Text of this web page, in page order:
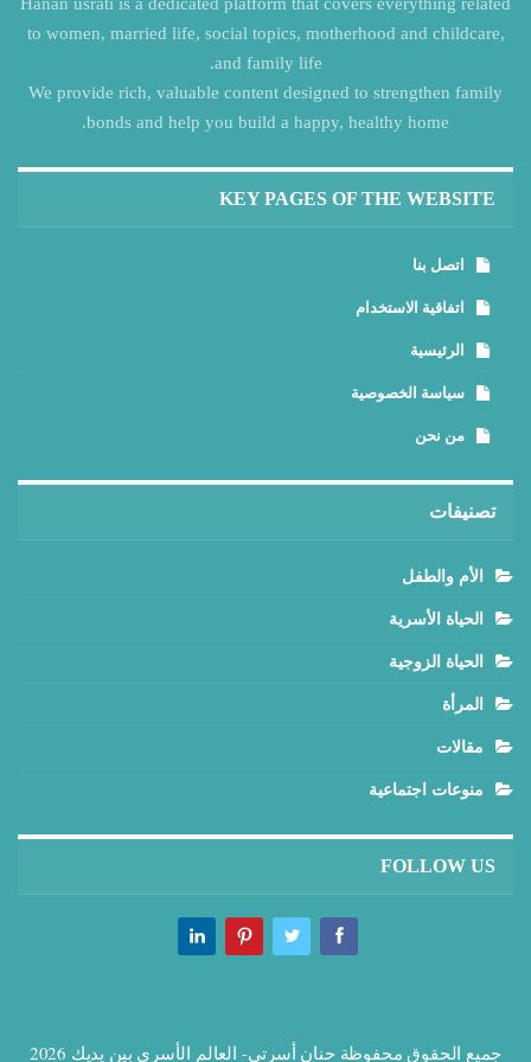
to women, married life, social topics, motherhood and childcare,
and family life.
We provide rich, valuable content designed to strengthen family
bonds and help you build a happy, healthy home.
KEY PAGES OF THE WEBSITE
اتصل بنا
اتفاقية الاستخدام
الرئيسية
سياسة الخصوصية
من نحن
تصنيفات
الأم والطفل
الحياة الأسرية
الحياة الزوجية
المرأة
مقالات
منوعات اجتماعية
FOLLOW US
جميع الحقوق محفوظة حنان أسرتي- العالم الأسري بين يديك 2026